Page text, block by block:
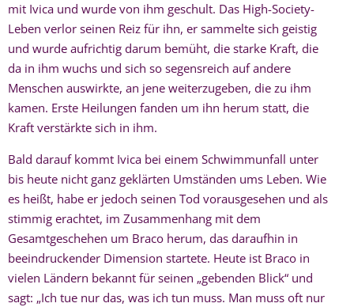
mit Ivica und wurde von ihm geschult. Das High-Society-
Leben verlor seinen Reiz für ihn, er sammelte sich geistig
und wurde aufrichtig darum bemüht, die starke Kraft, die
da in ihm wuchs und sich so segensreich auf andere
Menschen auswirkte, an jene weiterzugeben, die zu ihm
kamen. Erste Heilungen fanden um ihn herum statt, die
Kraft verstärkte sich in ihm.
Bald darauf kommt Ivica bei einem Schwimmunfall unter
bis heute nicht ganz geklärten Umständen ums Leben. Wie
es heißt, habe er jedoch seinen Tod vorausgesehen und als
stimmig erachtet, im Zusammenhang mit dem
Gesamtgeschehen um Braco herum, das daraufhin in
beeindruckender Dimension startete. Heute ist Braco in
vielen Ländern bekannt für seinen „gebenden Blick“ und
sagt: „Ich tue nur das, was ich tun muss. Man muss oft nur